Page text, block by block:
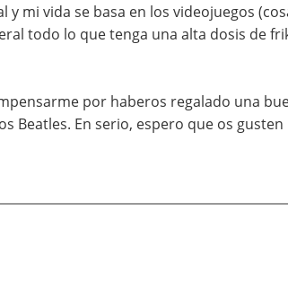
y mi vida se basa en los videojuegos
todo lo que tenga una alta dosis de
por haberos regalado una
Beatles. En serio, espero que os gusten